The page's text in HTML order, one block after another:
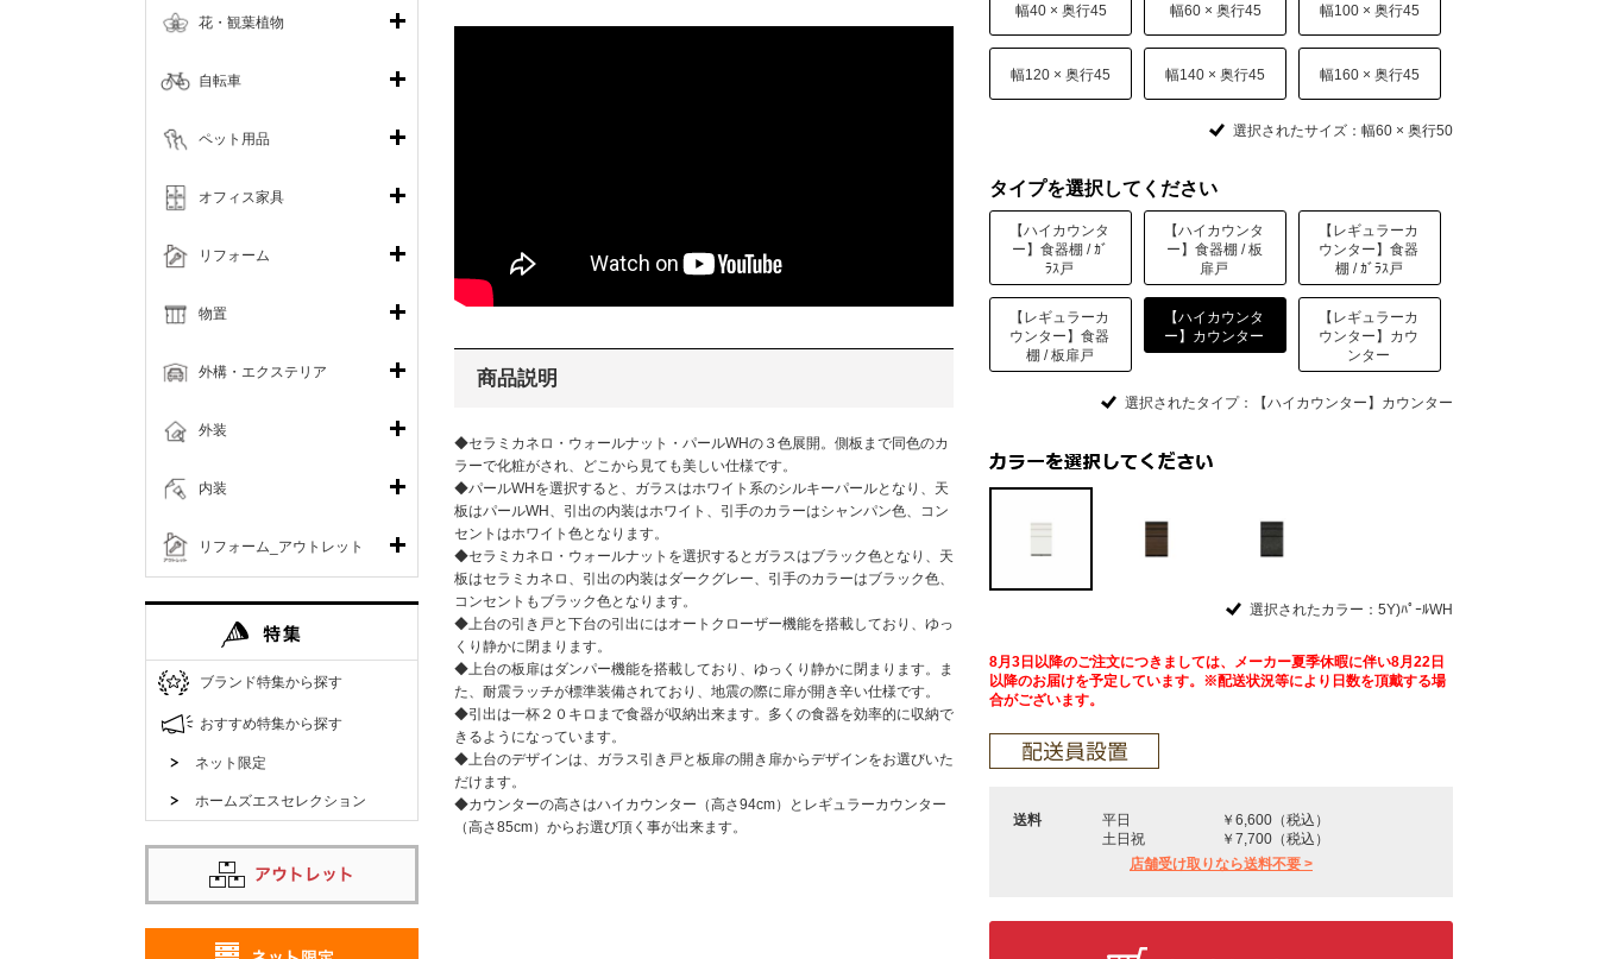
商品説明
◆セラミカネロ・ウォールナット・パールWHの３色展開。側板まで同色のカ
ラーで化粧がされ、どこから見ても美しい仕様です。
◆パールWHを選択すると、ガラスはホワイト系のシルキーパールとなり、天
板はパールWH、引出の内装はホワイト、引手のカラーはシャンパン色、コン
セントはホワイト色となります。
◆セラミカネロ・ウォールナットを選択するとガラスはブラック色となり、天
板はセラミカネロ、引出の内装はダークグレー、引手のカラーはブラック色、
コンセントもブラック色となります。
◆上台の引き戸と下台の引出にはオートクローザー機能を搭載しており、ゆっ
くり静かに閉まります。
◆上台の板扉はダンパー機能を搭載しており、ゆっくり静かに閉まります。ま
た、耐震ラッチが標準装備されており、地震の際に扉が開き辛い仕様です。
◆引出は一杯２０キロまで食器が収納出来ます。多くの食器を効率的に収納で
きるようになっています。
◆上台のデザインは、ガラス引き戸と板扉の開き扉からデザインをお選びいた
だけます。
◆カウンターの高さはハイカウンター（高さ94cm）とレギュラーカウンター
（高さ85cm）からお選び頂く事が出来ます。
幅40 × 奥行45 幅60 × 奥行45 幅100 × 奥行45
幅120 × 奥行45 幅140 × 奥行45 幅160 × 奥行45
選択されたサイズ：幅60 × 奥行50
タイプを選択してください
【ハイカウンタ
ー】食器棚 / ｶﾞ
ﾗｽ戸
【ハイカウンタ
ー】食器棚 / 板
扉戸
【レギュラーカ
ウンター】食器
棚 / ｶﾞﾗｽ戸
【レギュラーカ
ウンター】食器
棚 / 板扉戸
【ハイカウンタ
ー】カウンター
【レギュラーカ
ウンター】カウ
ンター
選択されたタイプ：【ハイカウンター】カウンター
選択されたカラー：5Y)ﾊﾟｰﾙWH
8月3日以降のご注文につきましては、メーカー夏季休暇に伴い8月22日
以降のお届けを予定しています。※配送状況等により日数を頂戴する場
合がございます。
送料 平日
￥6,600（税込）
土日祝
￥7,700（税込）
店舗受け取りなら送料不要 >
花・観葉植物
自転車
ペット用品
オフィス家具
リフォーム
リフォーム_アウトレット
物置
外構・エクステリア
外装
内装
ブランド特集から探す
おすすめ特集から探す
ネット限定
ホームズエスセレクション